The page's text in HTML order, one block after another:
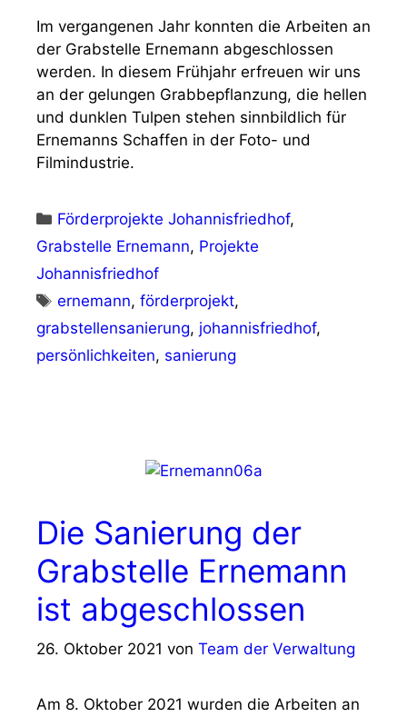
Im vergangenen Jahr konnten die Arbeiten an
der Grabstelle Ernemann abgeschlossen
werden. In diesem Frühjahr erfreuen wir uns
an der gelungen Grabbepflanzung, die hellen
und dunklen Tulpen stehen sinnbildlich für
Ernemanns Schaffen in der Foto- und
Filmindustrie.
Kategorien
Förderprojekte Johannisfriedhof,
Grabstelle Ernemann, Projekte
Johannisfriedhof
Schlagwörter
ernemann,förderprojekt,
grabstellensanierung, johannisfriedhof,
persönlichkeiten, sanierung
Die Sanierung der
Grabstelle Ernemann
ist abgeschlossen
26. Oktober 2021 von Team der Verwaltung
Am 8. Oktober 2021 wurden die Arbeiten an